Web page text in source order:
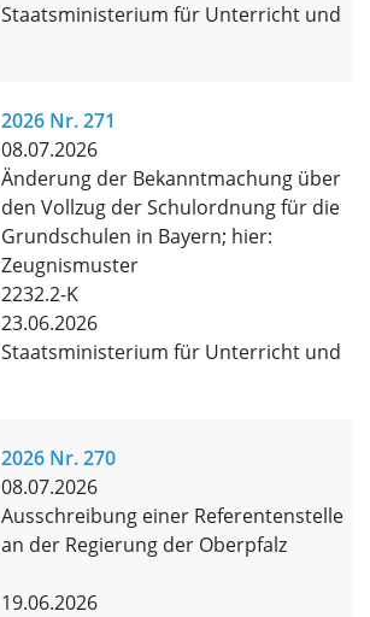
Staatsministerium für Unterricht und
2026 Nr. 271
08.07.2026
Änderung der Bekanntmachung über
den Vollzug der Schulordnung für die
Grundschulen in Bayern; hier:
Zeugnismuster
2232.2-K
23.06.2026
Staatsministerium für Unterricht und
2026 Nr. 270
08.07.2026
Ausschreibung einer Referentenstelle
an der Regierung der Oberpfalz
19.06.2026